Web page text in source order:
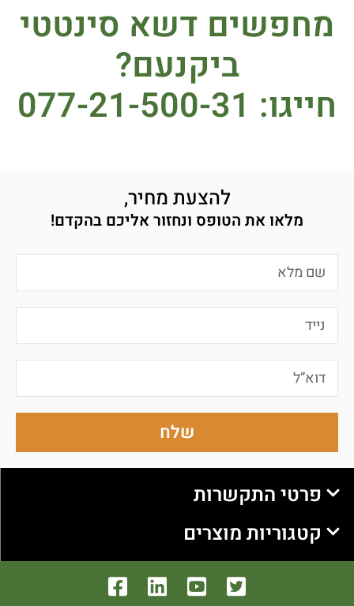
מחפשים דשא סינטטי
ביקנעם?
חייגו: 077-21-500-31
להצעת מחיר,
מלאו את הטופס ונחזור אליכם בהקדם!
שלח
פרטי התקשרות
קטגוריות מוצרים